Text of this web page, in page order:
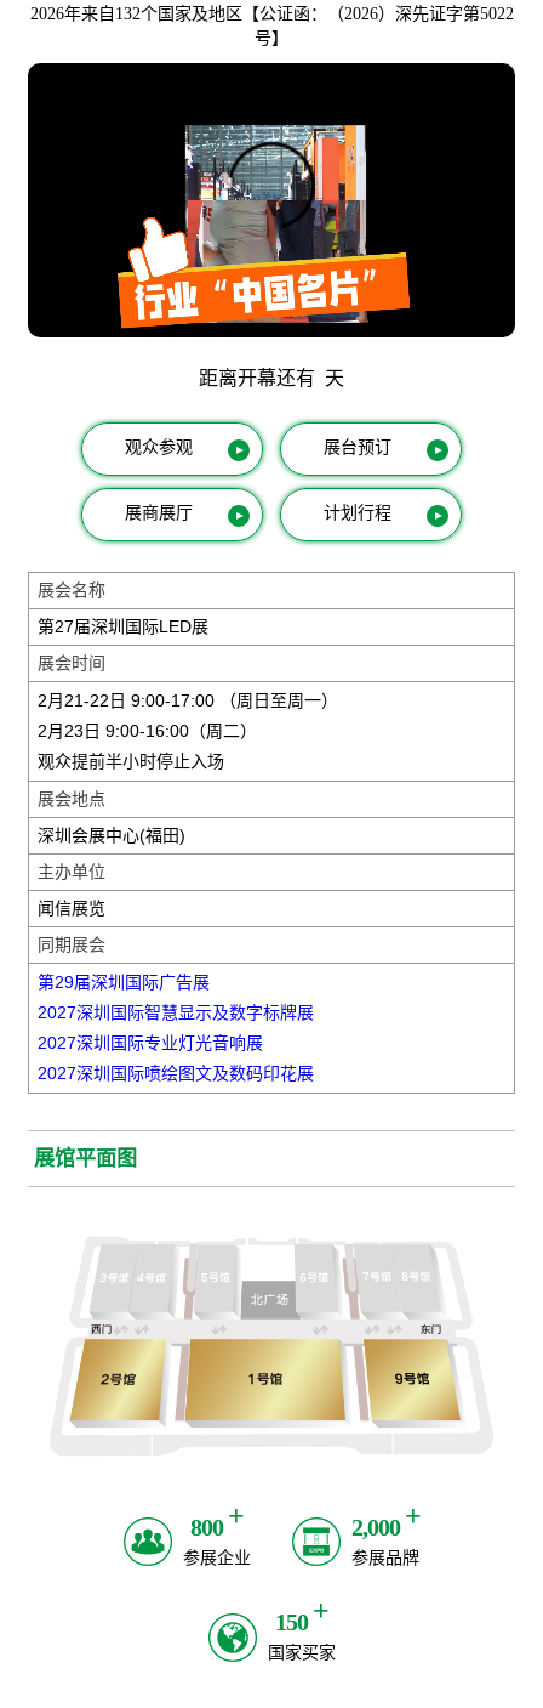
2026年来自132个国家及地区【公证函：（2026）深先证字第5022
号】
距离开幕还有 天
观众参观 ▲ 展台预订 ▲
展商展厅 ▲ 计划行程 ▲
展会名称
第27届深圳国际LED展
展会时间
2月21-22日 9:00-17:00 （周日至周一）
2月23日 9:00-16:00（周二）
观众提前半小时停止入场
展会地点
深圳会展中心(福田)
主办单位
闻信展览
同期展会
第29届深圳国际广告展
2027深圳国际智慧显示及数字标牌展
2027深圳国际专业灯光音响展
2027深圳国际喷绘图文及数码印花展
展馆平面图
800+
参展企业
2,000+
参展品牌
150+
国家买家